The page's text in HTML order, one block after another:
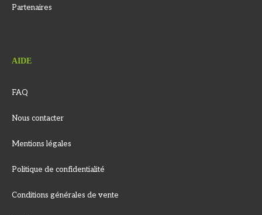
Partenaires
AIDE
FAQ
Nous contacter
Mentions légales
Politique de confidentialité
Conditions générales de vente